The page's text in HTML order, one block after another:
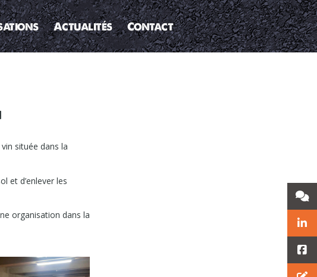
Actualités Contact
située dans la
et d’enlever les
organisation dans la